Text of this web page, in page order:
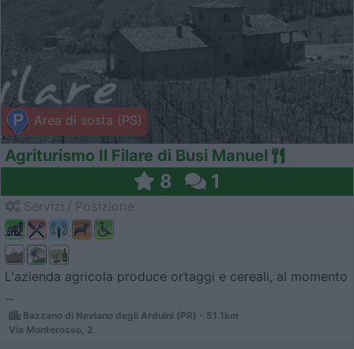
Area di sosta (PS)
Agriturismo Il Filare di Busi Manuel
8 1
L'azienda agricola produce ortaggi e cereali, al momento
...
Bazzano di Neviano degli Arduini (PR) - 51.1km
Via Monterosso, 2